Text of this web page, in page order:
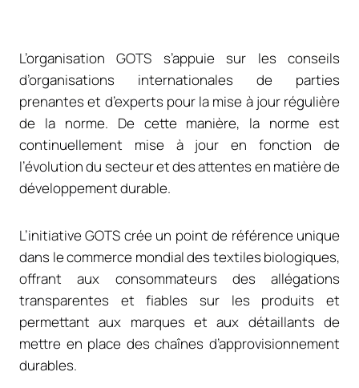
L’organisation GOTS s’appuie sur les conseils
d’organisations internationales de parties
prenantes et d’experts pour la mise à jour régulière
de la norme. De cette manière, la norme est
continuellement mise à jour en fonction de
l’évolution du secteur et des attentes en matière de
développement durable.
L’initiative GOTS crée un point de référence unique
dans le commerce mondial des textiles biologiques,
offrant aux consommateurs des allégations
transparentes et fiables sur les produits et
permettant aux marques et aux détaillants de
mettre en place des chaînes d’approvisionnement
durables.